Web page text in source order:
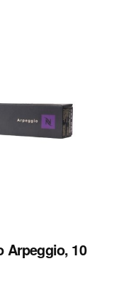
Arpeggio, 10